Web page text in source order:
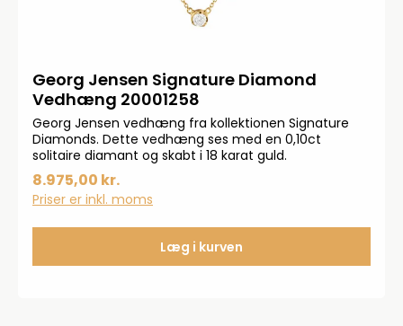
Georg Jensen Signature Diamond
Vedhæng 20001258
Georg Jensen vedhæng fra kollektionen Signature
Diamonds. Dette vedhæng ses med en 0,10ct
solitaire diamant og skabt i 18 karat guld.
8.975,00 kr.
Priser er inkl. moms
Læg i kurven